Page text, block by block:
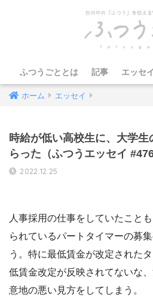
ふつうごととは 記事 エッセイ
ホーム エッセイ
時給が低い高校生に、大学生
らった（ふつうエッセイ #476
2022.12.25
人事採用の仕事をしていたこと
られているパートタイマーの募
う。特に最低賃金が改定された
低賃金改定が反映されてないな
意地の悪い見方をしてしまう。